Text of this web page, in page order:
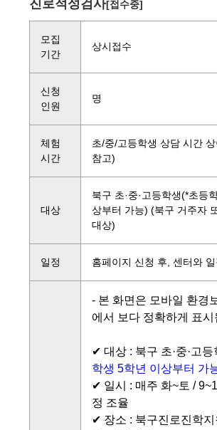
진로적성검사[접수중]
모집
기간
상시접수
신청
인원
명
체험
시간
초/중/고등학생 상담 시간
참고)
대상
북구 초·중·고등학생(*초등
상부터 가능) (북구 거주자
대상)
일정 홈페이지 신청 후, 센터와
- 본 화면은 모바일 환경
에서 보다 정확하게 표시
✔ 대상 : 북구 초·중·고등
학생 5학년 이상부터 가
✔ 일시 : 매주 화~토 /
정 조율
✔ 장소 : 북구진로진학